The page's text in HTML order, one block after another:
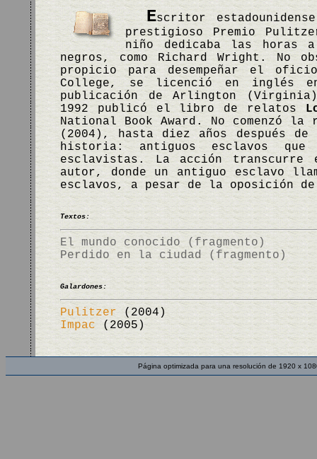
Escritor
prestigioso Premio
niño dedicaba las horas
negros, como Richard Wright. No
propicio para desempeñar el
College, se licenció en inglés
publicación de Arlington
1992 publicó el libro de relatos
National Book Award. No comenzó
(2004), hasta diez años después
historia: antiguos esclavos
esclavistas. La acción transcurre
autor, donde un antiguo esclavo
esclavos, a pesar de la oposición
Textos:
El mundo conocido (fragmento)
Perdido en la ciudad (fragmento)
Galardones:
Pulitzer (2004)
Impac (2005)
Página optimizada para una resolución de 1920 x